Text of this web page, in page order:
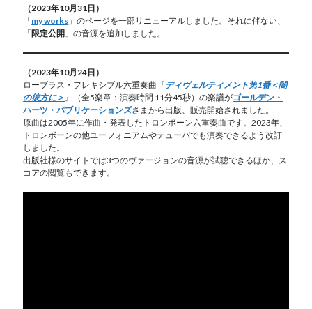
（2023年10月31日）
「my works 」のページを一部リニューアルしました。それに伴ない、
「限定公開 」の音源を追加しました。
（2023年10月24日）
ローブラス・フレキシブル六重奏曲『ディヴェルティメント第1番＜闇
の彼方に＞ 』（全5楽章：演奏時間 11分45秒）の楽譜がゴールデン・
ハーツ・パブリケーションズさまから出版、販売開始されました。
原曲は2005年に作曲・発表したトロンボーン六重奏曲です。2023年、
トロンボーンの他ユーフォニアムやテューバでも演奏できるよう改訂
しました。
出版社様のサイトでは3つのヴァージョンの音源が試聴できるほか、ス
コアの閲覧もできます。